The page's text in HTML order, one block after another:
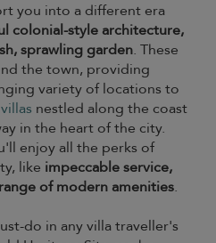
you into a different era
colonial-style architecture,
sprawling garden. These
the town, providing
variety of locations to
nestled along the coast
in the heart of the city.
enjoy all the perks of
like impeccable service,
of modern amenities.
do in any villa traveller's